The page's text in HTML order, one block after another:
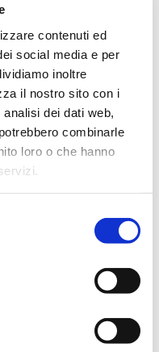
contenuti ed
social media e per
inoltre
il nostro sito con i
dei dati web,
combinarle
loro o che hanno